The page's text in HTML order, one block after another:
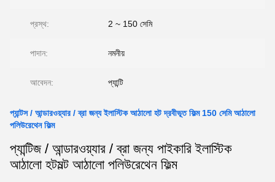
প্রস্থ: 2 ~ 150 সেমি
পাদান: নমনীয়
আবেদন: প্যান্টি
প্যান্টস / আন্ডারওয়্যার / ব্রা জন্য ইলাস্টিক আঠালো হট দ্রবীভূত ফিল্ম 150 সেমি আঠালো
পলিউরেথেন ফিল্ম
প্যান্টিজ / আন্ডারওয়্যার / ব্রা জন্য পাইকারি ইলাস্টিক
আঠালো হটমল্ট আঠালো পলিউরেথেন ফিল্ম